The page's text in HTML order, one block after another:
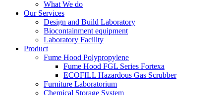
What We do
Our Services
Design and Build Laboratory
Biocontainment equipment
Laboratory Facility
Product
Fume Hood Polypropylene
Fume Hood FGL Series Fortexa
ECOFILL Hazardous Gas Scrubber
Furniture Laboratorium
Chemical Storage System